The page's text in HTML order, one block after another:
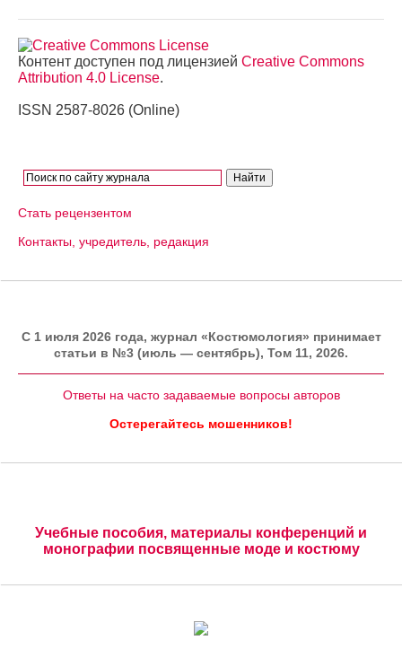
Контент доступен под лицензией Creative Commons
Attribution 4.0 License.
ISSN 2587-8026 (Online)
Стать рецензентом
Контакты, учредитель, редакция
C 1 июля 2026 года, журнал «Костюмология» принимает
статьи в №3 (июль — сентябрь), Том 11, 2026.
Ответы на часто задаваемые вопросы авторов
Остерегайтесь мошенников!
Учебные пособия, материалы конференций и
монографии посвященные моде и костюму